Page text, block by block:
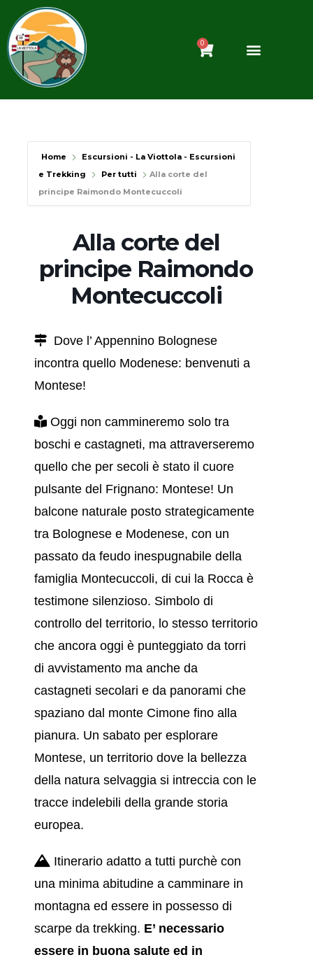
contenuto
0
Carrello
Home
Escursioni - La Viottola - Escursioni
e Trekking
Per tutti
Alla corte del
principe Raimondo Montecuccoli
Alla corte del
principe Raimondo
Montecuccoli
Dove l’ Appennino Bolognese
incontra quello Modenese: benvenuti a
Montese!
Oggi non cammineremo solo tra
boschi e castagneti, ma attraverseremo
quello che per secoli è stato il cuore
pulsante del Frignano: Montese! Un
balcone naturale posto strategicamente
tra Bolognese e Modenese, con un
passato da feudo inespugnabile della
famiglia Montecuccoli, di cui la Rocca è
testimone silenzioso. Simbolo di
controllo del territorio, lo stesso territorio
che ancora oggi è punteggiato da torri
di avvistamento ma anche da
castagneti secolari e da panorami che
spaziano dal monte Cimone fino alla
pianura. Un sabato per esplorare
Montese, un territorio dove la bellezza
della natura selvaggia si intreccia con le
tracce indelebili della grande storia
europea.
Itinerario adatto a tutti purchè con
una minima abitudine a camminare in
montagna ed essere in possesso di
scarpe da trekking. E’ necessario
essere in buona salute ed in